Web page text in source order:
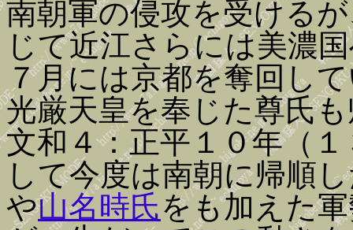
南朝軍の侵攻を受ける
じて近江さらには美濃
７月には京都を奪回し
光厳天皇を奉じた尊氏
文和４：正平１０年（
して今度は南朝に帰順
や山名時氏をも加えた